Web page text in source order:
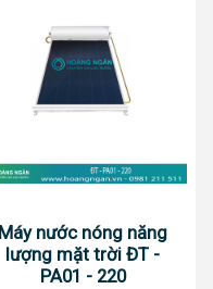
Máy nước nóng năng
lượng mặt trời ĐT -
PA01 - 220